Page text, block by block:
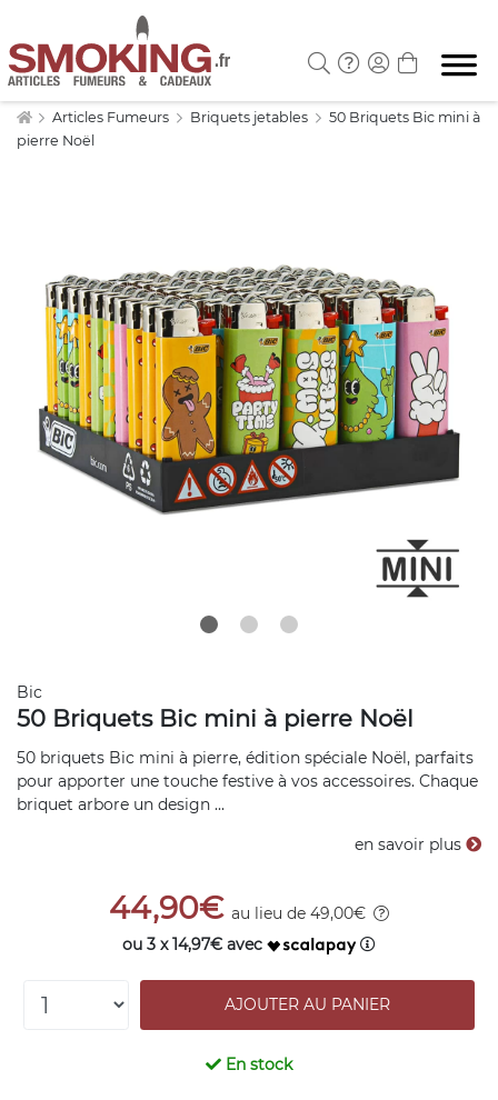
Articles Fumeurs Briquets jetables
50 Briquets Bic mini à
pierre Noël
Bic
50 Briquets Bic mini à pierre Noël
50 briquets Bic mini à pierre, édition spéciale Noël, parfaits
pour apporter une touche festive à vos accessoires. Chaque
briquet arbore un design ...
en savoir plus
44,90€ au lieu de 49,00€
ou 3 x 14,97€ avec
En stock